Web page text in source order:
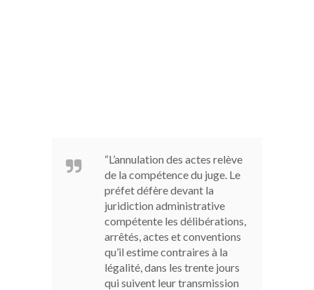
“L’annulation des actes relève
de la compétence du juge. Le
préfet défère devant la
juridiction administrative
compétente les délibérations,
arrêtés, actes et conventions
qu’il estime contraires à la
légalité, dans les trente jours
qui suivent leur transmission